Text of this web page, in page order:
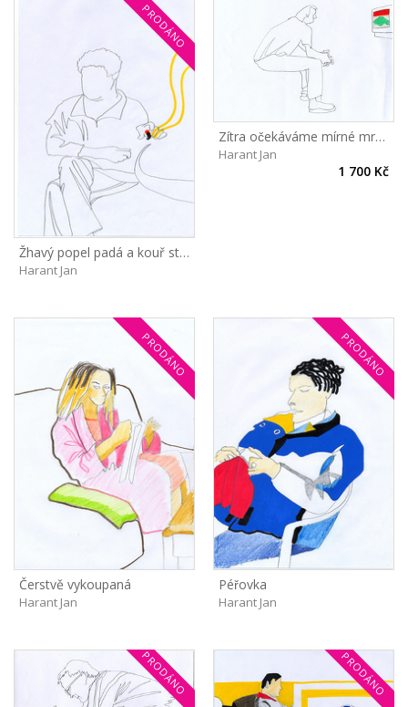
PRODÁNO
Žhavý popel padá a kouř stoupá
Harant Jan
Zítra očekáváme mírné mrholení
Harant Jan
1 700 Kč
PRODÁNO
Čerstvě vykoupaná
Harant Jan
PRODÁNO
Péřovka
Harant Jan
PRODÁNO PRODÁNO